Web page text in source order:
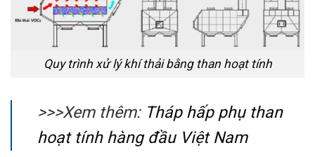
Quy trình xử lý khí thải bằng than hoạt tính
>>>Xem thêm: Tháp hấp phụ than
hoạt tính hàng đầu Việt Nam